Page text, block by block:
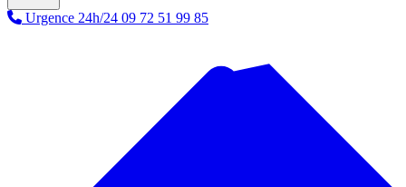
Urgence 24h/24 09 72 51 99 85